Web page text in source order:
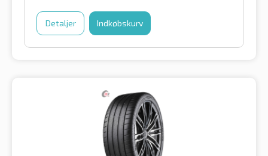
Detaljer Indkøbskurv